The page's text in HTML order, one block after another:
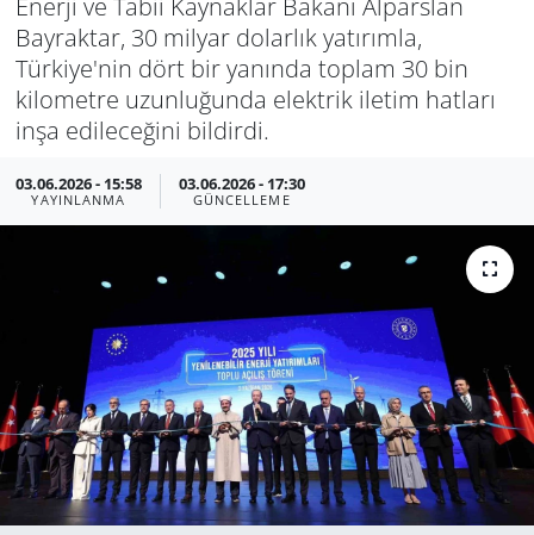
Enerji ve Tabii Kaynaklar Bakanı Alparslan
Bayraktar, 30 milyar dolarlık yatırımla,
Türkiye'nin dört bir yanında toplam 30 bin
kilometre uzunluğunda elektrik iletim hatları
inşa edileceğini bildirdi.
03.06.2026 - 15:58
YAYINLANMA
03.06.2026 - 17:30
GÜNCELLEME